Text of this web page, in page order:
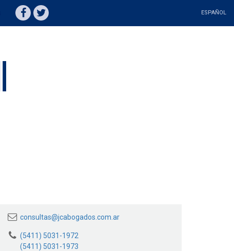
ESPAÑOL
consultas@jcabogados.com.ar
(5411) 5031-1972
(5411) 5031-1973